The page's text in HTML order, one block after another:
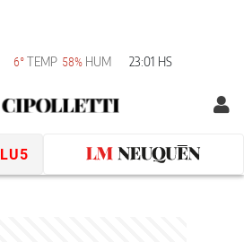
6°TEMP 58% HUM 23:01 HS
LU5